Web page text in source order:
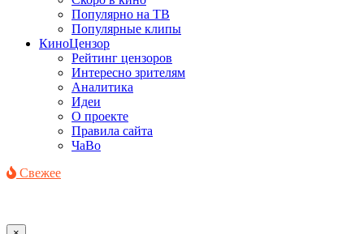
Популярно на ТВ
Популярные клипы
КиноЦензор
Рейтинг цензоров
Интересно зрителям
Аналитика
Идеи
О проекте
Правила сайта
ЧаВо
Свежее